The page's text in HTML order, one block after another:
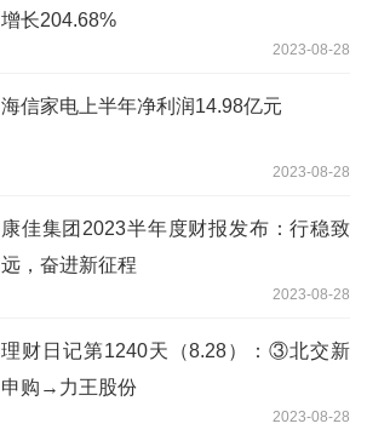
增长204.68%
2023-08-28
海信家电上半年净利润14.98亿元
2023-08-28
康佳集团2023半年度财报发布：行稳致
远，奋进新征程
2023-08-28
理财日记第1240天（8.28）：③北交新
申购→力王股份
2023-08-28